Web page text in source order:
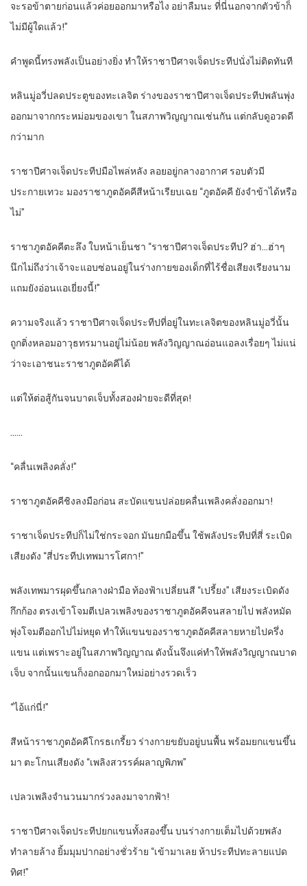
จะรอข้าตายก่อนแล้วค่อยออกมาหรือไง อย่าลืมนะ ที่นี่นอกจากตัวข้าก็
ไม่มีผู้ใดแล้ว!”
คำพูดนี้ทรงพลังเป็นอย่างยิ่ง ทำให้ราชาปีศาจเจ็ดประทีปนั่งไม่ติดทันที
หลินมู่อวี่ปลดประตูของทะเลจิต ร่างของราชาปีศาจเจ็ดประทีปพลันพุ่ง
ออกมาจากกระหม่อมของเขา ในสภาพวิญญาณเช่นกัน แต่กลับดูอวดดี
กว่ามาก
ราชาปีศาจเจ็ดประทีปมือไพล่หลัง ลอยอยู่กลางอากาศ รอบตัวมี
ประกายเทวะ มองราชาภูตอัคคีสีหน้าเรียบเฉย “ภูตอัคคี ยังจำข้าได้หรือ
ไม่”
ราชาภูตอัคคีตะลึง ใบหน้าเย็นชา “ราชาปีศาจเจ็ดประทีป? ฮ่า…ฮ่าๆ
นึกไม่ถึงว่าเจ้าจะแอบซ่อนอยู่ในร่างกายของเด็กที่ไร้ชื่อเสียงเรียงนาม
แถมยังอ่อนแอเยี่ยงนี้!”
ความจริงแล้ว ราชาปีศาจเจ็ดประทีปที่อยู่ในทะเลจิตของหลินมู่อวี่นั้น
ถูกติ่งหลอมอาวุธทรมานอยู่ไม่น้อย พลังวิญญาณอ่อนแอลงเรื่อยๆ ไม่แน่
ว่าจะเอาชนะราชาภูตอัคคีได้
แต่ให้ต่อสู้กันจนบาดเจ็บทั้งสองฝ่ายจะดีที่สุด!
……
“คลื่นเพลิงคลั่ง!”
ราชาภูตอัคคีชิงลงมือก่อน สะบัดแขนปล่อยคลื่นเพลิงคลั่งออกมา!
ราชาเจ็ดประทีปก็ไม่ใช่กระจอก มันยกมือขึ้น ใช้พลังประทีปที่สี่ ระเบิด
เสียงดัง “สี่ประทีปเทพมารโศกา!”
พลังเทพมารผุดขึ้นกลางฝ่ามือ ท้องฟ้าเปลี่ยนสี “เปรี้ยง” เสียงระเบิดดัง
กึกก้อง ตรงเข้าโจมตีเปลวเพลิงของราชาภูตอัคคีจนสลายไป พลังหมัด
พุ่งโจมตีออกไปไม่หยุด ทำให้แขนของราชาภูตอัคคีสลายหายไปครึ่ง
แขน แต่เพราะอยู่ในสภาพวิญญาณ ดังนั้นจึงแค่ทำให้พลังวิญญาณบาด
เจ็บ จากนั้นแขนก็งอกออกมาใหม่อย่างรวดเร็ว
“ไอ้แก่นี่!”
สีหน้าราชาภูตอัคคีโกรธเกรี้ยว ร่างกายขยับอยู่บนพื้น พร้อมยกแขนขึ้น
มา ตะโกนเสียงดัง “เพลิงสวรรค์ผลาญพิภพ”
เปลวเพลิงจำนวนมากร่วงลงมาจากฟ้า!
ราชาปีศาจเจ็ดประทีปยกแขนทั้งสองขึ้น บนร่างกายเต็มไปด้วยพลัง
ทำลายล้าง ยิ้มมุมปากอย่างชั่วร้าย “เข้ามาเลย ห้าประทีปทะลายแปด
ทิศ!”